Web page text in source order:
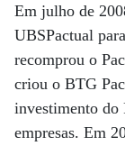
Em julho de
UBSPactual
recomprou o
criou o BTG
investimento do
empresas. Em